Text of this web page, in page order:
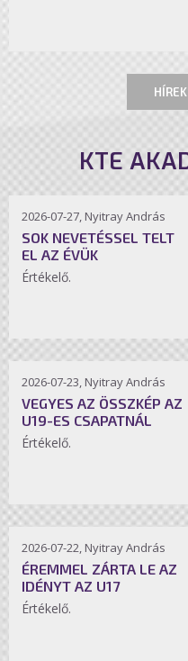
KTE
2026-07-27, Nyitray András
SOK NEVETÉSSEL TELT
EL AZ ÉVÜK
Értékelő.
2026-07-23, Nyitray András
VEGYES AZ ÖSSZKÉP AZ
U19-ES CSAPATNÁL
Értékelő.
2026-07-22, Nyitray András
ÉREMMEL ZÁRTA LE AZ
IDÉNYT AZ U17
Értékelő.